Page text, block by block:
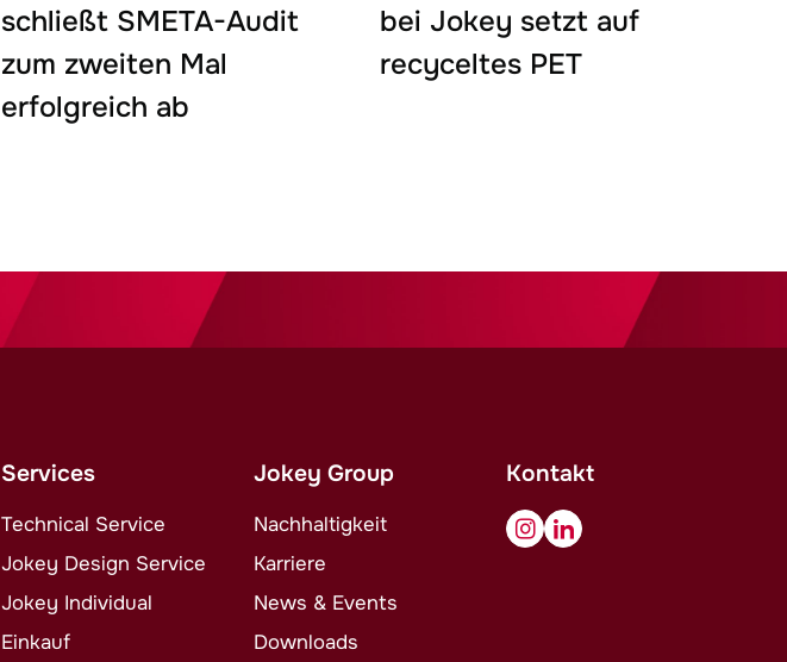
schließt SMETA-Audit
zum zweiten Mal
erfolgreich ab
bei Jokey setzt auf
recyceltes PET
Services
Technical Service
Jokey Design Service
Jokey Individual
Einkauf
Jokey Group
Nachhaltigkeit
Karriere
News & Events
Downloads
Kontakt